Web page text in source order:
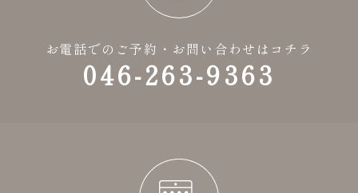
お電話でのご予約・お問い合わせはコチラ
046-263-9363